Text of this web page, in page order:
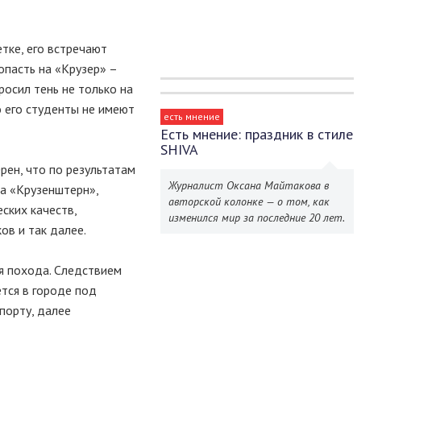
его встречают
на «Крузер» –
тень не только на
его студенты не имеют
что по результатам
«Крузенштерн»,
качеств,
и так далее.
похода. Следствием
в городе под
далее
есть мнение
Есть мнение: праздник в стиле
SHIVA
Журналист Оксана Майтакова в
авторской колонке — о том, как
изменился мир за последние 20 лет.